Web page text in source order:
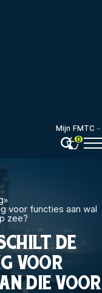
Mijn FMTC
0
»
voor functies aan wal
zee?
DE
VOOR
DIE VOOR